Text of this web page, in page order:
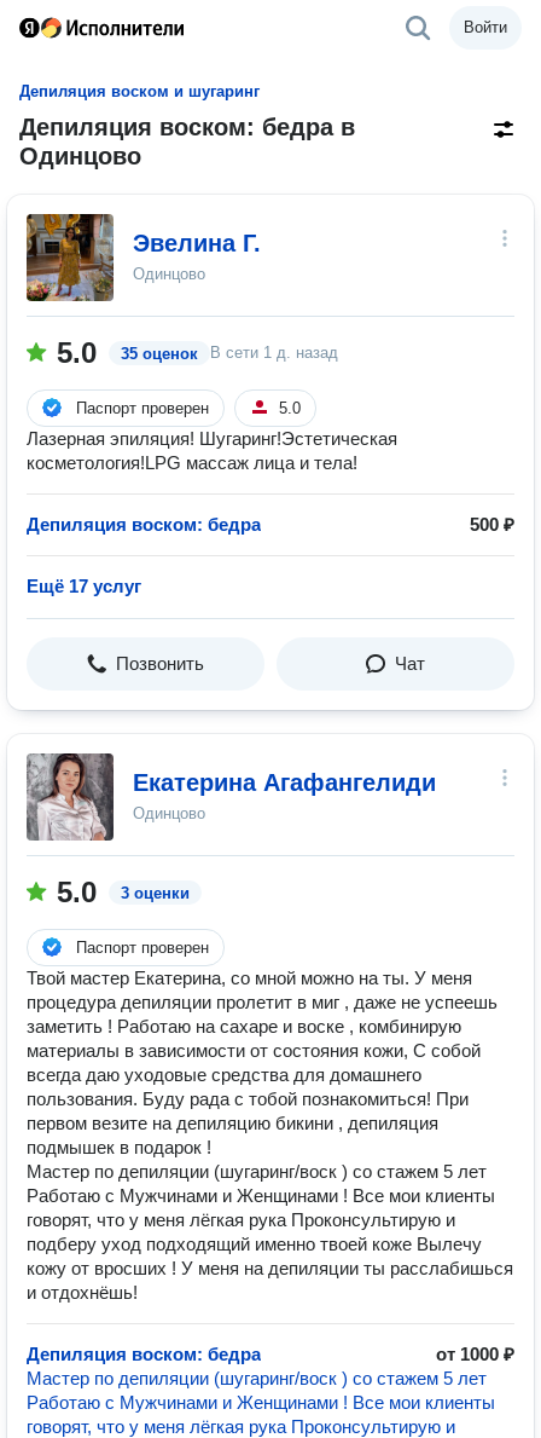
Войти
Депиляция воском и шугаринг
Депиляция воском: бедра в
Одинцово
Эвелина Г.
Одинцово
5.0 35 оценок В сети 1 д. назад
Паспорт проверен 5.0
Лазерная эпиляция! Шугаринг!Эстетическая
косметология!LPG массаж лица и тела!
Депиляция воском: бедра 500 ₽
Ещё 17 услуг
Позвонить Чат
Екатерина Агафангелиди
Одинцово
5.0 3 оценки
Паспорт проверен
Твой мастер Екатерина, со мной можно на ты. У меня
процедура депиляции пролетит в миг , даже не успеешь
заметить ! Работаю на сахаре и воске , комбинирую
материалы в зависимости от состояния кожи, С собой
всегда даю уходовые средства для домашнего
пользования. Буду рада с тобой познакомиться! При
первом везите на депиляцию бикини , депиляция
подмышек в подарок !
Мастер по депиляции (шугаринг/воск ) со стажем 5 лет
Работаю с Мужчинами и Женщинами ! Все мои клиенты
говорят, что у меня лёгкая рука Проконсультирую и
подберу уход подходящий именно твоей коже Вылечу
кожу от вросших ! У меня на депиляции ты расслабишься
и отдохнёшь!
Депиляция воском: бедра
от 1000 ₽
Мастер по депиляции (шугаринг/воск ) со стажем 5 лет
Работаю с Мужчинами и Женщинами ! Все мои клиенты
говорят, что у меня лёгкая рука Проконсультирую и